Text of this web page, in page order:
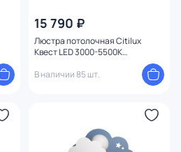
15 790 ₽
Люстра потолочная Citilux
Квест LED 3000-5500К
(теплый,белый,холодный) 80W
CL739170
В наличии 85 шт.